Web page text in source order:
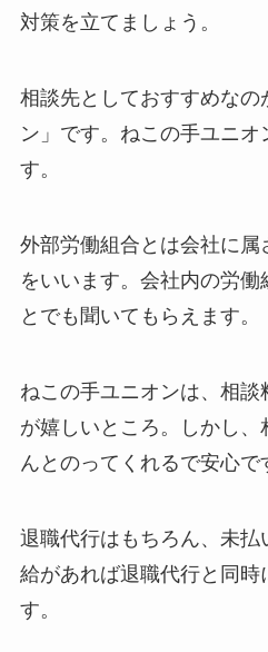
対策を立てましょう。
相談先としておすすめなの
ン」です。ねこの手ユニ
す。
外部労働組合とは会社に属
をいいます。会社内の労働
とでも聞いてもらえます。
ねこの手ユニオンは、相
が嬉しいところ。しかし、
んとのってくれるで安心で
退職代行はもちろん、未
給があれば退職代行と同時
す。